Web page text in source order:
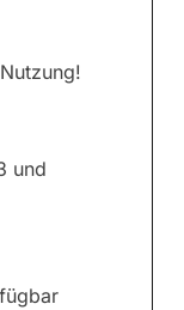
und